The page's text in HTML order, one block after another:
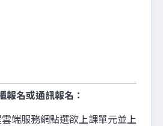
報名或通訊報名 ：
端服務網點選欲上課單元並上